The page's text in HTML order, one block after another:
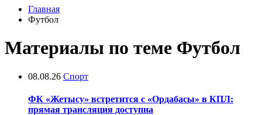
Главная
Футбол
Материалы по теме Футбол
08.08.26 Спорт
ФК «Жетысу» встретится с «Ордабасы» в КПЛ:
прямая трансляция доступна